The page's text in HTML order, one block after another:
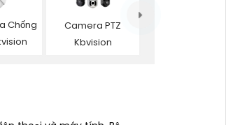
Chống
Camera PTZ
Kbvision